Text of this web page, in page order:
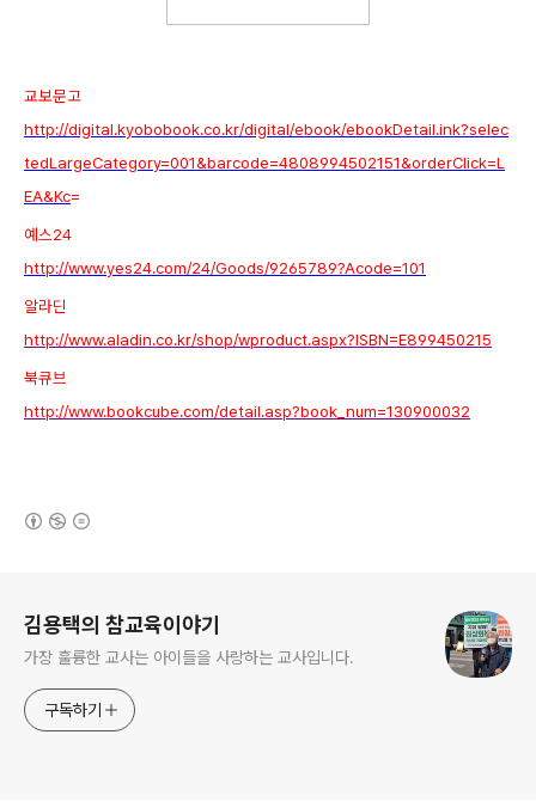
교보문고
http://digital.kyobobook.co.kr/digital/ebook/ebookDetail.ink?selec
tedLargeCategory=001&barcode=4808994502151&orderClick=L
EA&Kc=
예스24
http://www.yes24.com/24/Goods/9265789?Acode=101
알라딘
http://www.aladin.co.kr/shop/wproduct.aspx?ISBN=E899450215
북큐브
http://www.bookcube.com/detail.asp?book_num=130900032
김용택의 참교육이야기
가장 훌륭한 교사는 아이들을 사랑하는 교사입니다.
구독하기